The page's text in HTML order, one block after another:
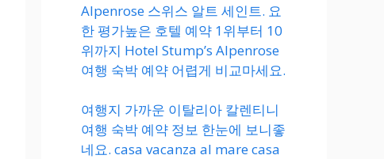
Alpenrose 스위스 알트 세인트. 요
한 평가높은 호텔 예약 1위부터 10
위까지 Hotel Stump’s Alpenrose
여행 숙박 예약 어렵게 비교마세요.
여행지 가까운 이탈리아 칼렌티니
여행 숙박 예약 정보 한눈에 보니좋
네요. casa vacanza al mare casa